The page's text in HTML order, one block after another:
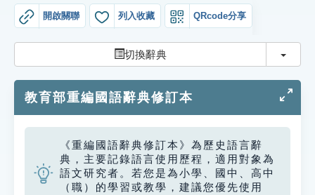
遊戲專區
教學應用
貓頭鷹博士
開啟關聯 列入收藏 QRcode分享
切換辭典 切換
教育部重編國語辭典修訂本
《重編國語辭典修訂本》為歷史語言辭
典，主要記錄語言使用歷程，適用對象為
語文研究者。若您是為小學、國中、高中
（職）的學習或教學，建議您優先使用